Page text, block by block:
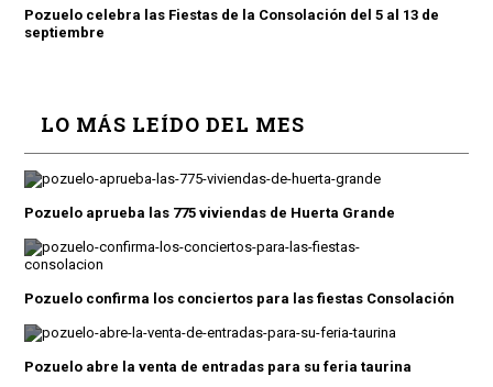
Pozuelo celebra las Fiestas de la Consolación del 5 al 13 de
septiembre
LO MÁS LEÍDO DEL MES
Pozuelo aprueba las 775 viviendas de Huerta Grande
Pozuelo confirma los conciertos para las fiestas Consolación
Pozuelo abre la venta de entradas para su feria taurina